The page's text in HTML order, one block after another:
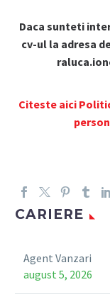
Daca sunteti
cv-ul la adresa
Citeste aici
CARIERE
Agent Vanzari
august 5, 2026